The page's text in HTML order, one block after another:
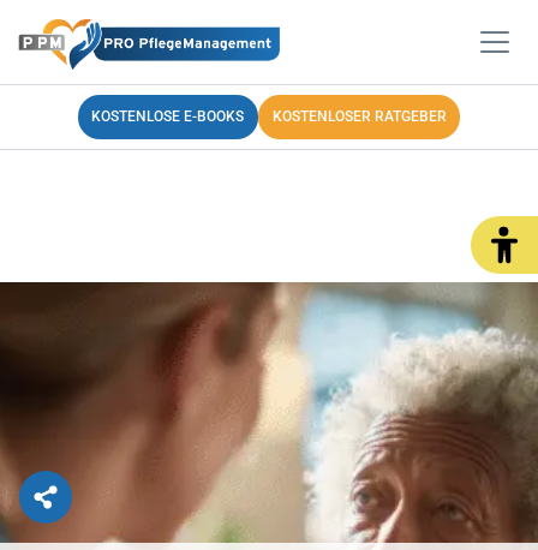
KOSTENLOSE E-BOOKS KOSTENLOSER RATGEBER